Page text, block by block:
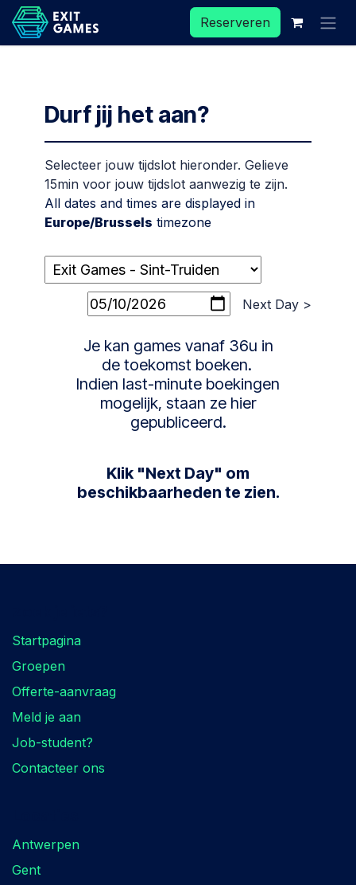
Overslaan naar inhoud
Reserveren
Durf jij het aan?
Selecteer jouw tijdslot hieronder. Gelieve
15min voor jouw tijdslot aanwezig te zijn.
All dates and times are displayed in
Europe/Brussels timezone
Next Day >
Je kan games vanaf 36u in
de toekomst boeken.
Indien last-minute boekingen
mogelijk, staan ze hier
gepubliceerd.
Klik "Next Day" om
beschikbaarheden te zien.
Startpagina
Groepen
Offerte-aanvraag
Meld je aan
Job-student?
Contacteer ons
Antwerpen
Gent